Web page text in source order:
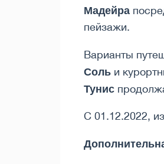
Мадейра
пейзажи.
Варианты
Соль и
Тунис
С 01.12.2022,